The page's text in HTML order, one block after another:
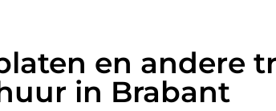
en andere
in Brabant